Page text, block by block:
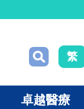
繁
卓越醫療